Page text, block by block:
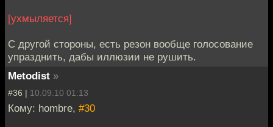
[ухмыляется]
С другой стороны, есть резон вообще голосование
упразднить, дабы иллюзии не рушить.
Metodist »
#36 | 10.09.10 01:13
Кому: hombre, #30